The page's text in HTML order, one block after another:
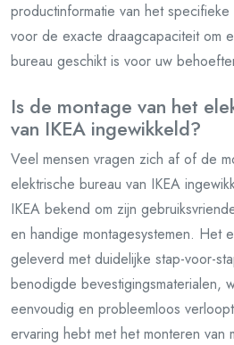
productinformatie van het
voor de exacte draagcapaciteit om
bureau geschikt is voor uw
Is de montage van het
van IKEA ingewikkeld?
Veel mensen vragen zich af of de
elektrische bureau van IKEA
IKEA bekend om zijn
en handige montagesystemen. Het
geleverd met duidelijke stap-voor-
benodigde bevestigingsmaterialen,
eenvoudig en probleemloos
ervaring hebt met het monteren van